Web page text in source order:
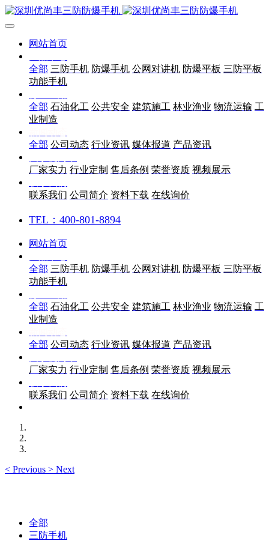
网站首页
全部 三防手机 防爆手机 公网对讲机 防爆平板 三防平板
功能手机
全部 石油化工 公共安全 建筑施工 林业渔业 物流运输 工
业制造
全部 公司动态 行业资讯 媒体报道 产品资讯
厂家实力 行业定制 售后条例 荣誉资质 视频展示
联系我们 公司简介 资料下载 在线询价
TEL：400-801-8894
网站首页
全部 三防手机 防爆手机 公网对讲机 防爆平板 三防平板
功能手机
全部 石油化工 公共安全 建筑施工 林业渔业 物流运输 工
业制造
全部 公司动态 行业资讯 媒体报道 产品资讯
厂家实力 行业定制 售后条例 荣誉资质 视频展示
联系我们 公司简介 资料下载 在线询价
< Previous > Next
全部
三防手机